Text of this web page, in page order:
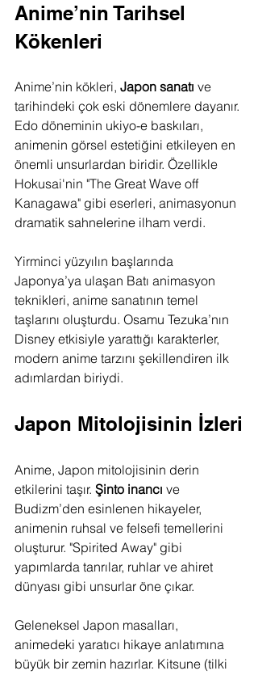
Anime’nin Tarihsel
Kökenleri
Anime’nin kökleri, Japon sanatı ve
tarihindeki çok eski dönemlere dayanır.
Edo döneminin ukiyo-e baskıları,
animenin görsel estetiğini etkileyen en
önemli unsurlardan biridir. Özellikle
Hokusai'nin "The Great Wave off
Kanagawa" gibi eserleri, animasyonun
dramatik sahnelerine ilham verdi.
Yirminci yüzyılın başlarında
Japonya’ya ulaşan Batı animasyon
teknikleri, anime sanatının temel
taşlarını oluşturdu. Osamu Tezuka’nın
Disney etkisiyle yarattığı karakterler,
modern anime tarzını şekillendiren ilk
adımlardan biriydi.
Japon Mitolojisinin İzleri
Anime, Japon mitolojisinin derin
etkilerini taşır. Şinto inancı ve
Budizm’den esinlenen hikayeler,
animenin ruhsal ve felsefi temellerini
oluşturur. "Spirited Away" gibi
yapımlarda tanrılar, ruhlar ve ahiret
dünyası gibi unsurlar öne çıkar.
Geleneksel Japon masalları,
animedeki yaratıcı hikaye anlatımına
büyük bir zemin hazırlar. Kitsune (tilki